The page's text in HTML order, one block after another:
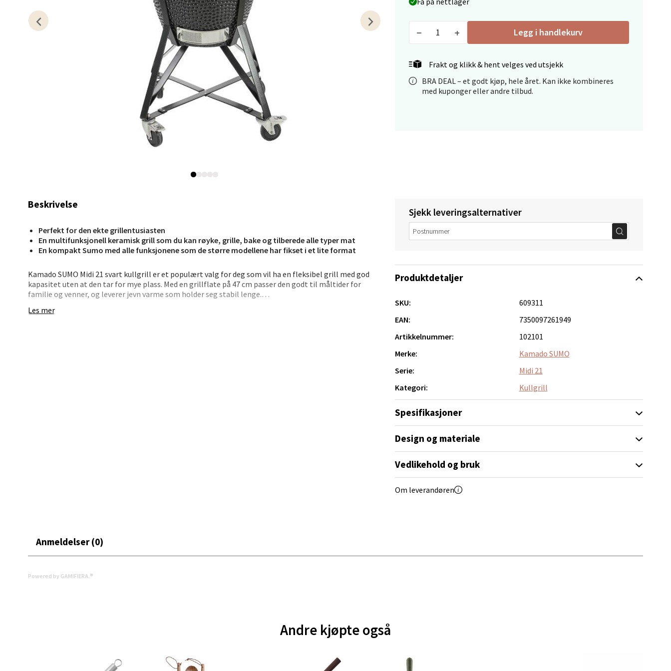
Legg i handlekurv
Frakt og klikk & hent velges ved utsjekk
BRA DEAL – et godt kjøp, hele året. Kan ikke kombineres
med kuponger eller andre tilbud.
Beskrivelse
Perfekt for den ekte grillentusiasten
En multifunksjonell keramisk grill som du kan røyke, grille, bake og tilberede alle typer mat
En kompakt Sumo med alle funksjonene som de større modellene har fikset i et lite format
Kamado SUMO Midi 21 svart kullgrill er et populært valg for deg som vil ha en fleksibel grill med god
kapasitet uten at den tar for mye plass. Med en grillflate på 47 cm passer den godt til måltider for
familie og venner, og leverer jevn varme som holder seg stabil lenge.
Grillen gjør det enkelt å variere tilberedningen. Bruk deflektorplatene for indirekte varme til
Les mer
Sjekk leveringsalternativer
Produktdetaljer
SKU:
609311
EAN:
7350097261949
Artikkelnummer:
102101
Merke:
Kamado SUMO
Serie:
Midi 21
Kategori:
Kullgrill
Spesifikasjoner
Design og materiale
Vedlikehold og bruk
Om leverandøren
Anmeldelser (0)
Powered by GAMIFIERA.®
Andre kjøpte også
Bergen - Thon Senter Lagunen
Laguneveien 1, 5239 Bergen
Åpent i dag 10-21
0 i butikk
Kristiansand - Markens
Lillemarkens markensgate 25B, 4611 Kristiansand
0 i butikk
Velg
Bryne/Jæren - M44
Mo i Rana - Thon Senter Mo i Rana